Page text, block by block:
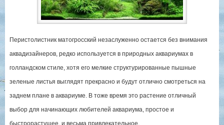
Перистолистник матогросский незаслуженно остается без внимания
аквадизайнеров, редко используется в природных аквариумах в
голландском стиле, хотя его мелкие структурированные пышные
зеленые листья выглядят прекрасно и будут отлично смотреться на
заднем плане в аквариуме. В тоже время это растение отличный
выбор для начинающих любителей аквариума, простое и
быстрорастущее, и весьма привлекательное.